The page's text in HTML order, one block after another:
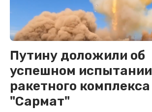
Путину доложили об
успешном испытании
ракетного комплекса
"Сармат"